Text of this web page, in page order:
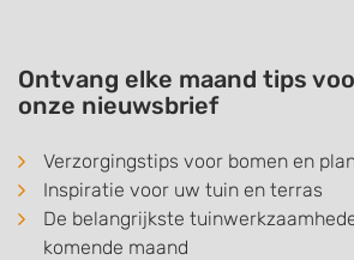
Ontvang elke maand tips
onze nieuwsbrief
Verzorgingstips voor bomen en
Inspiratie voor uw tuin en terras
De belangrijkste
komende maand